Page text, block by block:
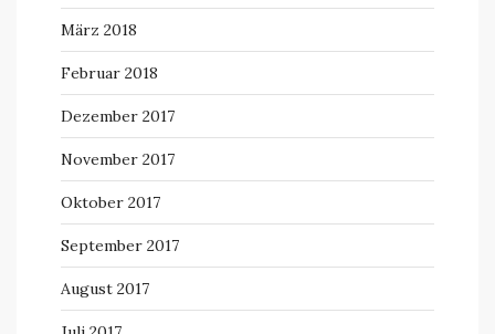
März 2018
Februar 2018
Dezember 2017
November 2017
Oktober 2017
September 2017
August 2017